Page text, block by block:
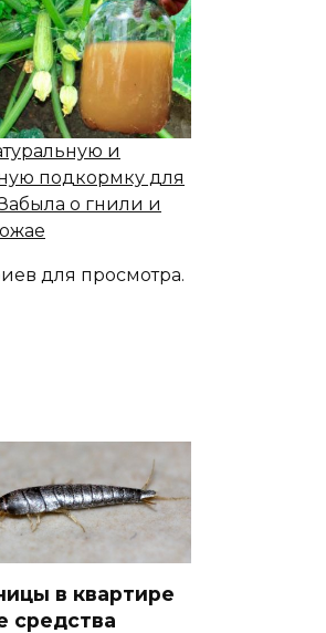
и
подкормку для
о гнили и
для просмотра.
в квартире
средства